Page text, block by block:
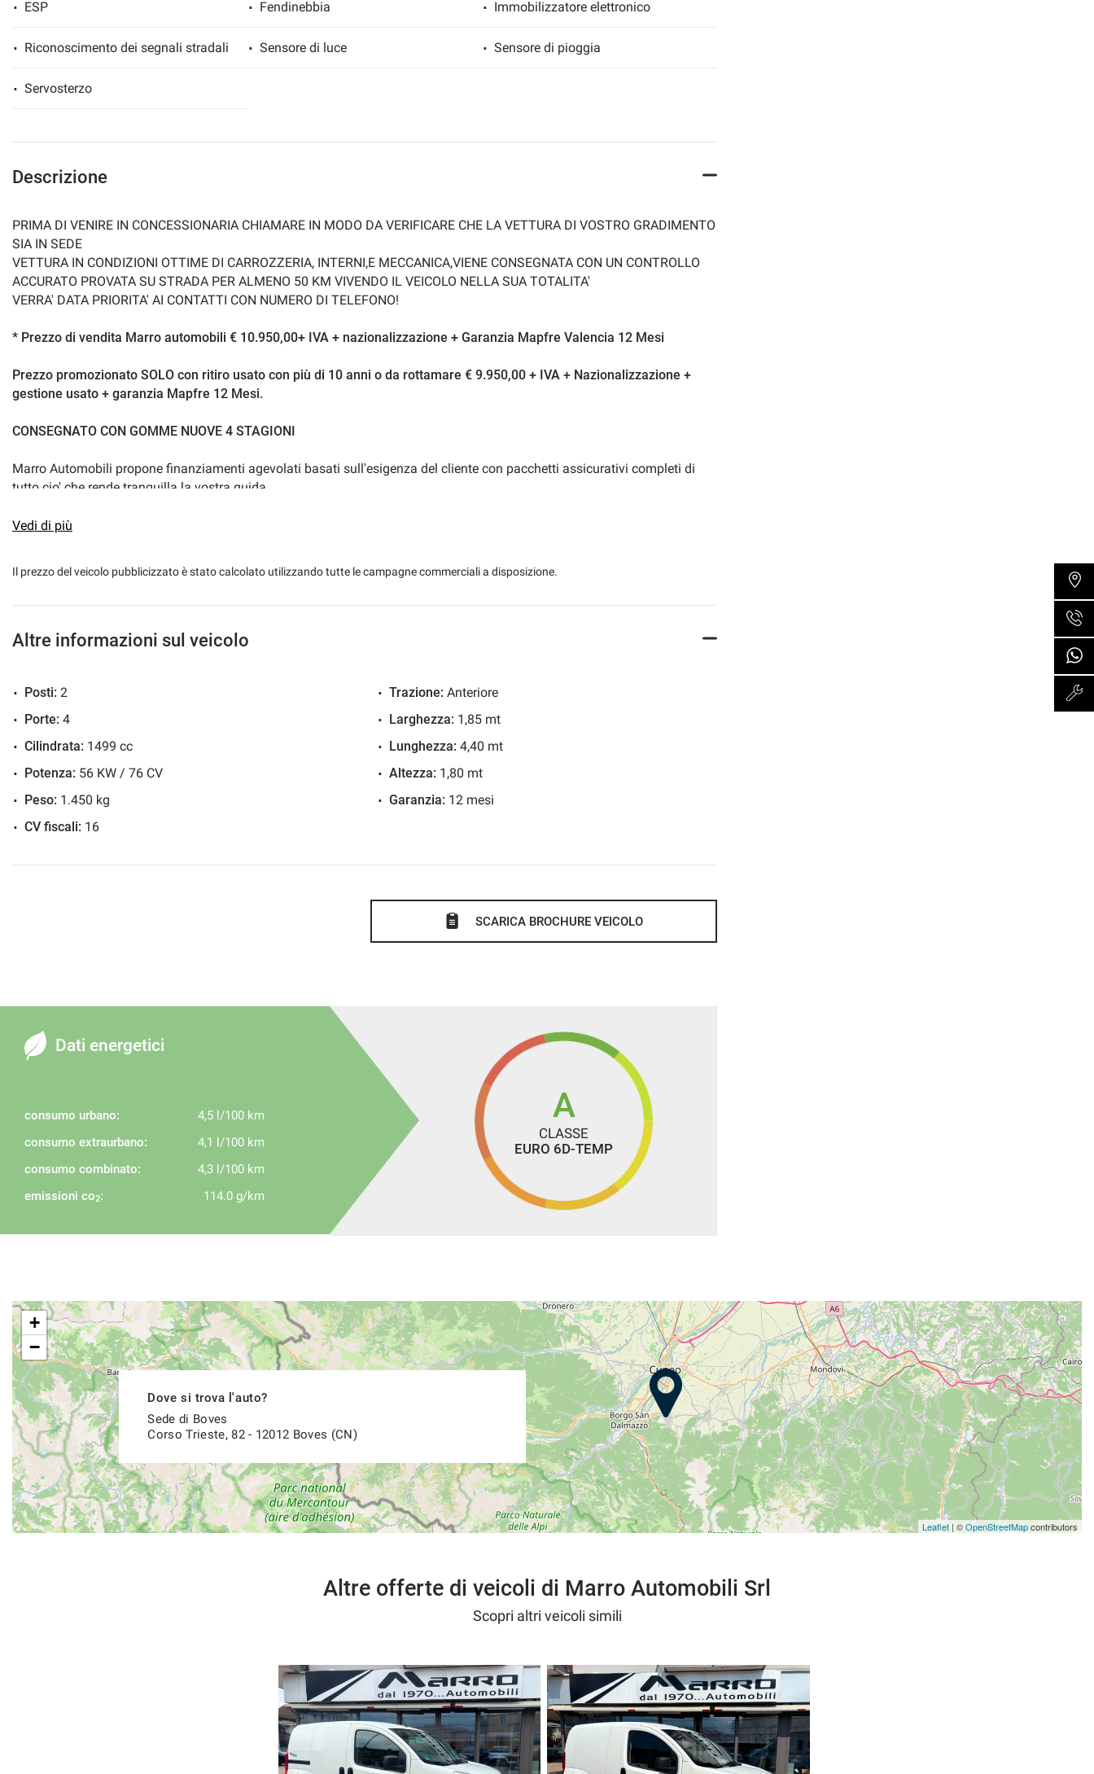
ESP Fendinebbia Immobilizzatore elettronico
Riconoscimento dei segnali stradali Sensore di luce Sensore di pioggia
Servosterzo
Descrizione
PRIMA DI VENIRE IN CONCESSIONARIA CHIAMARE IN MODO DA VERIFICARE CHE LA VETTURA DI VOSTRO GRADIMENTO
SIA IN SEDE
VETTURA IN CONDIZIONI OTTIME DI CARROZZERIA, INTERNI,E MECCANICA,VIENE CONSEGNATA CON UN CONTROLLO
ACCURATO PROVATA SU STRADA PER ALMENO 50 KM VIVENDO IL VEICOLO NELLA SUA TOTALITA'
VERRA' DATA PRIORITA' AI CONTATTI CON NUMERO DI TELEFONO!
* Prezzo di vendita Marro automobili € 10.950,00+ IVA + nazionalizzazione + Garanzia Mapfre Valencia 12 Mesi
Prezzo promozionato SOLO con ritiro usato con più di 10 anni o da rottamare € 9.950,00 + IVA + Nazionalizzazione +
gestione usato + garanzia Mapfre 12 Mesi.
CONSEGNATO CON GOMME NUOVE 4 STAGIONI
Marro Automobili propone finanziamenti agevolati basati sull'esigenza del cliente con pacchetti assicurativi completi di
tutto cio' che rende tranquilla la vostra guida.
Possibilità di estendere la garanzia fino a 60 MESI (info in concessionaria)
SI VALUTANO PERMUTE...
possibilita di finanziamenti personalizzati.
pagamento e passaggio di proprietà immediati.
• Marro Automobili declina ogni responsabilità x eventuali errori involontari nella descrizione dei veicoli ed accessori e ti
• Marro Automobili srl... a Boves dal 1970... il nostro obiettivo è la vostra soddisfazione.
Vedi di più
Il prezzo del veicolo pubblicizzato è stato calcolato utilizzando tutte le campagne commerciali a disposizione.
Altre informazioni sul veicolo
Posti: 2
Porte: 4
Cilindrata: 1499 cc
Potenza: 56 KW / 76 CV
Peso: 1.450 kg
CV fiscali: 16
Trazione: Anteriore
Larghezza: 1,85 mt
Lunghezza: 4,40 mt
Altezza: 1,80 mt
Garanzia: 12 mesi
SCARICA BROCHURE VEICOLO
Dati energetici
consumo urbano:
4,5 l/100 km
consumo extraurbano:
4,1 l/100 km
consumo combinato:
4,3 l/100 km
emissioni co2: 114.0 g/km
A
CLASSE
EURO 6D-TEMP
Dove si trova l'auto?
Sede di Boves
Corso Trieste, 82 - 12012 Boves (CN)
+
−
Leaflet| ©OpenStreetMapcontributors
Altre offerte di veicoli di Marro Automobili Srl
Scopri altri veicoli simili